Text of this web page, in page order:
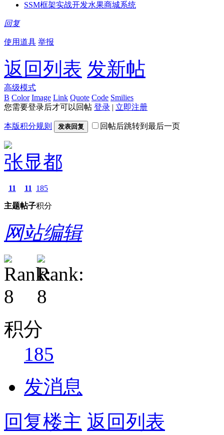
SSM框架实战开发水果商城系统
回复
使用道具 举报
返回列表 发新帖
高级模式
B Color Image Link Quote Code Smilies
您需要登录后才可以回帖 登录 | 立即注册
本版积分规则 发表回复 回帖后跳转到最后一页
张显都
11
主题
11
帖子
185
积分
网站编辑
积分
185
发消息
回复楼主 返回列表